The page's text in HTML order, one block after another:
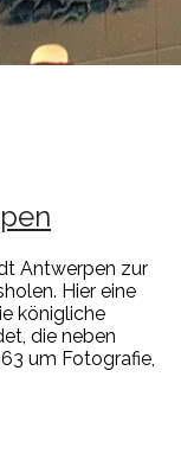
Antwerpen zur
Hier eine
königliche
die neben
um Fotografie,